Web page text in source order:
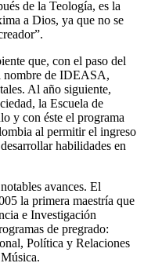
de la Teología, es la
a Dios, ya que no se
que, con el paso del
nombre de IDEASA,
Al año siguiente,
la Escuela de
y con éste el programa
al permitir el ingreso
habilidades en
avances. El
la primera maestría que
e Investigación
de pregrado:
Política y Relaciones